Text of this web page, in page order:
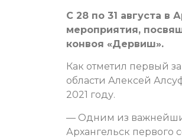
С 28 по 31 августа в
мероприятия,
конвоя «Дервиш».
Как отметил первый
области Алексей
2021 году.
— Одним из
Архангельск первого